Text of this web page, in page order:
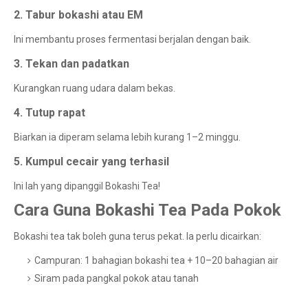
2. Tabur bokashi atau EM
Ini membantu proses fermentasi berjalan dengan baik.
3. Tekan dan padatkan
Kurangkan ruang udara dalam bekas.
4. Tutup rapat
Biarkan ia diperam selama lebih kurang 1–2 minggu.
5. Kumpul cecair yang terhasil
Ini lah yang dipanggil Bokashi Tea!
Cara Guna Bokashi Tea Pada Pokok
Bokashi tea tak boleh guna terus pekat. Ia perlu dicairkan:
Campuran: 1 bahagian bokashi tea + 10–20 bahagian air
Siram pada pangkal pokok atau tanah